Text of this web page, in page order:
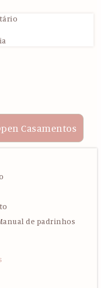
Casamentos
de padrinhos